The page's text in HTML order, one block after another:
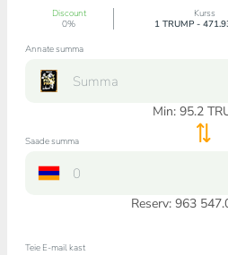
Discount
0%
Kurss
1 TRUMP -
Annate summa
Min: 95.2
Saade summa
Reserv: 963
Teie E-mail kast